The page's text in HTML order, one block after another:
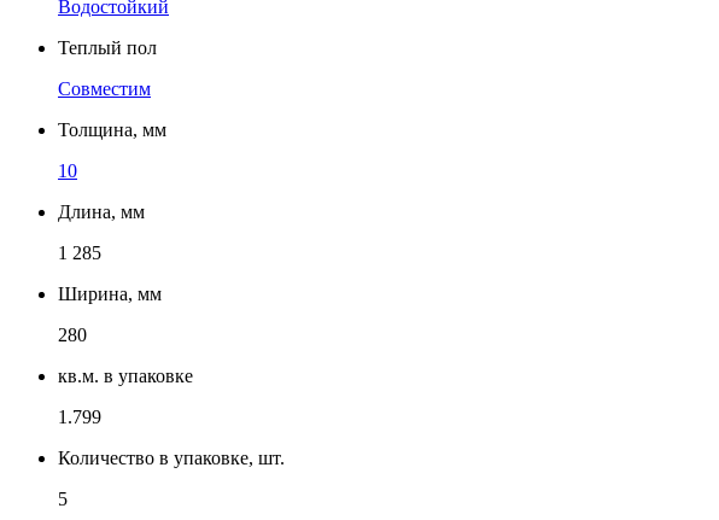
Водостойкий
Теплый пол
Совместим
Толщина, мм
10
Длина, мм
1 285
Ширина, мм
280
кв.м. в упаковке
1.799
Количество в упаковке, шт.
5